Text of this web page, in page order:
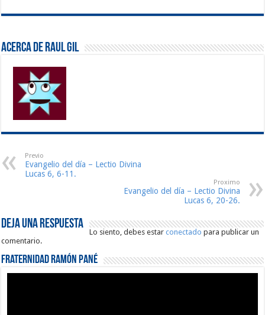
Acerca de Raul Gil
Previo
Evangelio del día – Lectio Divina
Lucas 6, 6-11.
Proximo
Evangelio del día – Lectio Divina
Lucas 6, 20-26.
Deja una respuesta
Lo siento, debes estarconectado para publicar un
comentario.
Fraternidad Ramón Pané